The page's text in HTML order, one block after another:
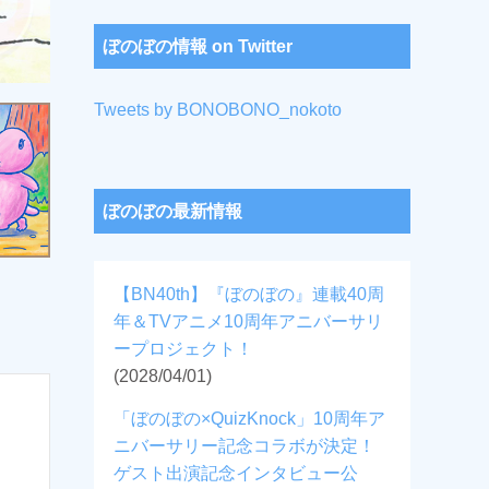
ぼのぼの情報 on Twitter
Tweets by BONOBONO_nokoto
ぼのぼの最新情報
【BN40th】『ぼのぼの』連載40周
年＆TVアニメ10周年アニバーサリ
ープロジェクト！
(2028/04/01)
「ぼのぼの×QuizKnock」10周年ア
ニバーサリー記念コラボが決定！
ゲスト出演記念インタビュー公